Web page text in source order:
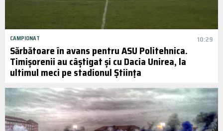
CAMPIONAT 10:29
Sărbătoare în avans pentru ASU Politehnica.
Timișorenii au câștigat și cu Dacia Unirea, la
ultimul meci pe stadionul Știința